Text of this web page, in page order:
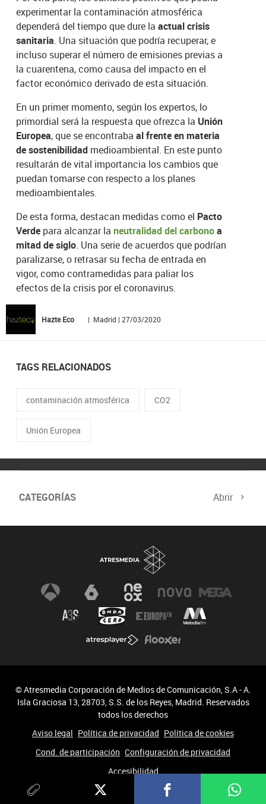
experimentar la contaminación atmosférica
dependerá del tiempo que dure laactual crisis
sanitaria. Una situación que podría recuperar, e
incluso superar el número de emisiones previas a
la cuarentena, como causa del impacto en el
factor económico derivado de esta situación.
En un primer momento, según los expertos, lo
primordial será la respuesta que ofrezca la Unión
Europea, que se encontrabaal frente en materia
de sostenibilidad medioambiental. En este punto
resultarán de vital importancia los cambios que
puedan tomarse con respecto a los planes
medioambientales.
De esta forma, destacan medidas como el Pacto
Verde para alcanzar laneutralidad del carbonoa
mitad de siglo. Una serie de acuerdos que podrían
paralizarse, o retrasar su fecha de entrada en
vigor, como contramedidas para paliar los
efectos de la crisis por el coronavirus.
Hazte Eco | Madrid | 27/03/2020
TAGS RELACIONADOS
contaminación atmosférica CO2
Unión Europea
CATEGORÍAS Abrir
Biodiversidad Cambio Climático
© Atresmedia Corporación de Medios de Comunicación, S.A - A.
Isla Graciosa 13, 28703, S.S. de los Reyes, Madrid. Reservados
todos los derechos
Aviso legal Política de privacidad Política de cookies
Cond. de participación Configuración de privacidad
Accesibilidad